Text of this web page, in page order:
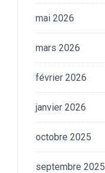
mai 2026
mars 2026
février 2026
janvier 2026
octobre 2025
septembre 2025